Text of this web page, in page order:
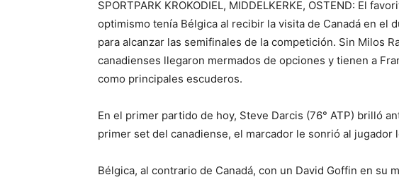
SPORTPARK KROKODIEL, MIDDELKERKE, OSTEND: El
optimismo tenía Bélgica al recibir la visita de Canadá en el
para alcanzar las semifinales de la competición. Sin Milos
canadienses llegaron mermados de opciones y tienen a
como principales escuderos.
En el primer partido de hoy, Steve Darcis (76° ATP) brilló
primer set del canadiense, el marcador le sonrió al jugador
Bélgica, al contrario de Canadá, con un David Goffin en su